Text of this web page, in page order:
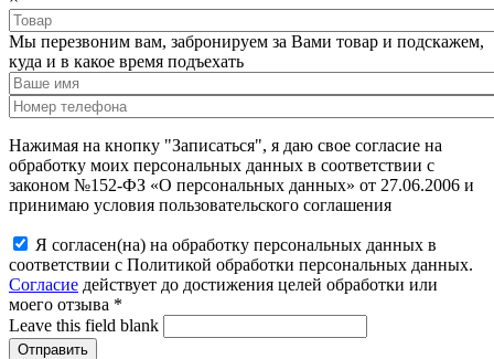
Мы перезвоним вам, забронируем за Вами товар и подскажем,
куда и в какое время подъехать
Нажимая на кнопку "Записаться", я даю свое согласие на
обработку моих персональных данных в соответствии с
законом №152-ФЗ «О персональных данных» от 27.06.2006 и
принимаю условия пользовательского соглашения
Я согласен(на) на обработку персональных данных в
соответствии с Политикой обработки персональных данных.
Согласие действует до достижения целей обработки или
моего отзыва *
Leave this field blank